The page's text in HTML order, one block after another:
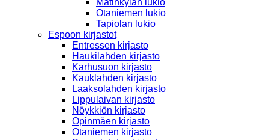
Otaniemen lukio
Tapiolan lukio
Espoon kirjastot
Entressen kirjasto
Haukilahden kirjasto
Karhusuon kirjasto
Kauklahden kirjasto
Laaksolahden kirjasto
Lippulaivan kirjasto
Nöykkiön kirjasto
Opinmäen kirjasto
Otaniemen kirjasto